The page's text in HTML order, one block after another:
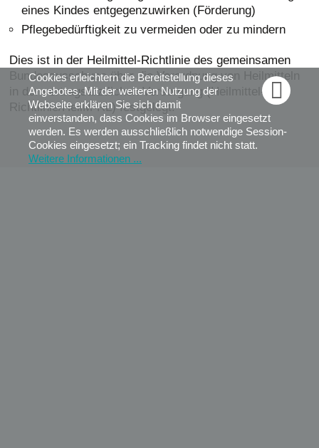
Eine Therapieeinheit beträgt je nach durchgeführter
der Behandlungstermine ist abhängig von der Situation
der Betroffenen und liegt in der Regel bei 1-3 mal pro
Woche. Bei medizinischer Notwendigkeit, wenn eine
Patientin oder ein Patient nicht in die Praxis kommen
kann, kann Ergotherapie auch als Hausbesuch
verordnet werden.
eines Kindes entgegenzuwirken (Förderung)
Pflegebedürftigkeit zu vermeiden oder zu mindern
Dies ist in der Heilmittel-Richtlinie des gemeinsamen
Bundesausschuss über die Verordnung von Heilmitteln
in der vertragsärztlichen Versorgung (Heilmittel-
Richtlinie/HeilM-RL) festgelegt.

Cookies erleichtern die Bereitstellung dieses
Angebotes. Mit der weiteren Nutzung der
Webseite erklären Sie sich damit
einverstanden, dass Cookies im Browser eingesetzt
werden. Es werden ausschließlich notwendige Session-
Cookies eingesetzt; ein Tracking findet nicht statt.
Weitere Informationen ...